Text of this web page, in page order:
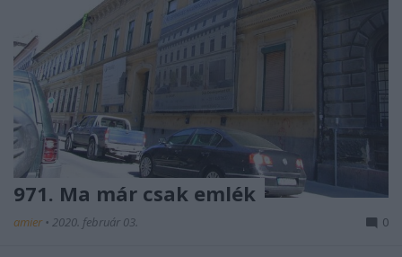
971. Ma már csak emlék
amier • 2020. február 03. 0